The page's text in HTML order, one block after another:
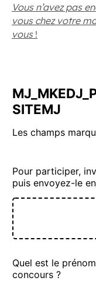
Vous n’avez pas
vous chez votre
vous!